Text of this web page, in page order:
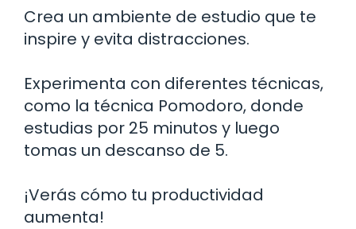
Crea un ambiente de estudio que te
inspire y evita distracciones.
Experimenta con diferentes técnicas,
como la técnica Pomodoro, donde
estudias por 25 minutos y luego
tomas un descanso de 5.
¡Verás cómo tu productividad
aumenta!